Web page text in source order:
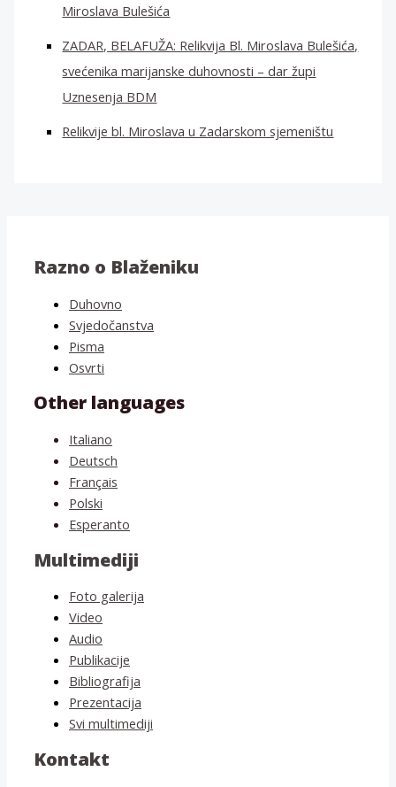
Miroslava Bulešića
ZADAR, BELAFUŽA: Relikvija Bl. Miroslava Bulešića,
svećenika marijanske duhovnosti – dar župi
Uznesenja BDM
Relikvije bl. Miroslava u Zadarskom sjemeništu
Razno o Blaženiku
Duhovno
Svjedočanstva
Pisma
Osvrti
Other languages
Italiano
Deutsch
Français
Polski
Esperanto
Multimediji
Foto galerija
Video
Audio
Publikacije
Bibliografija
Prezentacija
Svi multimediji
Kontakt